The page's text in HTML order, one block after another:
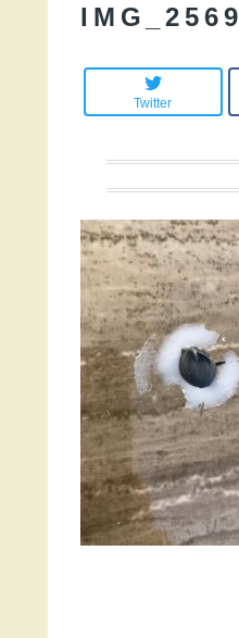
IMG_2569
Twitter